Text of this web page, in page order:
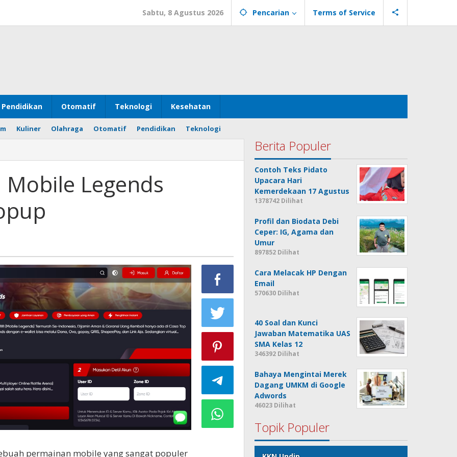
Sabtu, 8 Agustus 2026 Pencarian Terms of Service
Pendidikan Otomatif Teknologi Kesehatan
Kuliner Olahraga Otomatif Pendidikan Teknologi
Legends
permainan mobile yang sangat populer
Berita Populer
Contoh Teks Pidato
Upacara Hari
Kemerdekaan 17 Agustus
1378742 Dilihat
Profil dan Biodata Debi
Ceper: IG, Agama dan
Umur
897852 Dilihat
Cara Melacak HP Dengan
Email
570630 Dilihat
40 Soal dan Kunci
Jawaban Matematika UAS
SMA Kelas 12
346392 Dilihat
Bahaya Mengintai Merek
Dagang UMKM di Google
Adwords
46023 Dilihat
Topik Populer